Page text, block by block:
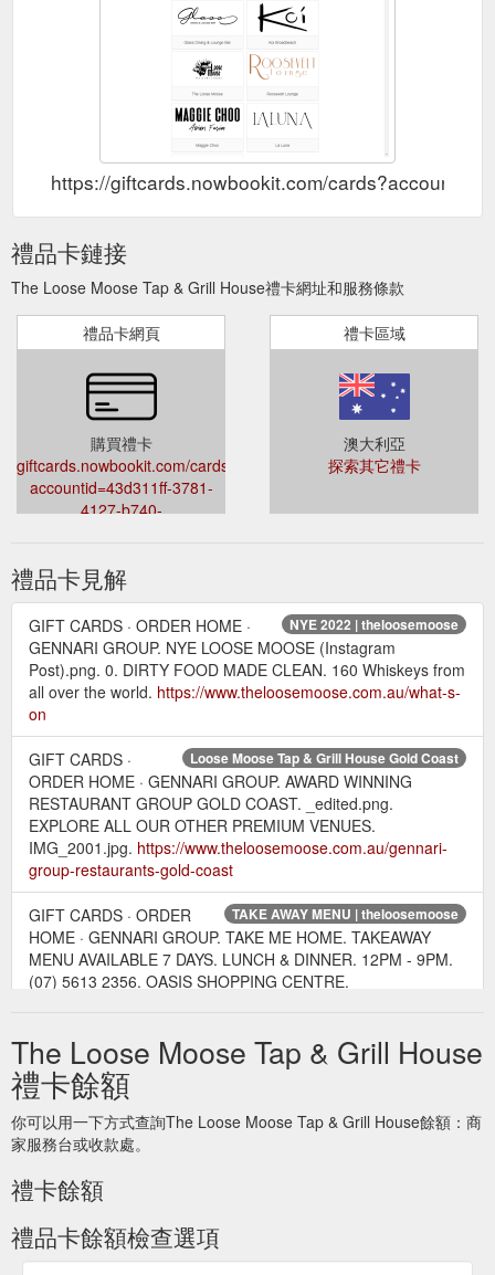
https://giftcards.nowbookit.com/
禮品卡鏈接
The Loose Moose Tap & Grill House禮卡網址和服務條款
禮品卡網頁
購買禮卡
giftcards.nowbookit.com/cards?
accountid=43d311ff-3781-
4127-b740-
禮卡區域
澳大利亞
探索其它禮卡
禮品卡見解
NYE 2022 | theloosemoose
GIFT CARDS · ORDER HOME ·
GENNARI GROUP. NYE LOOSE MOOSE (Instagram
Post).png. 0. DIRTY FOOD MADE CLEAN. 160 Whiskeys from
all over the world. https://www.theloosemoose.com.au/what-s-
on
Loose Moose Tap & Grill House Gold Coast
GIFT CARDS ·
ORDER HOME · GENNARI GROUP. AWARD WINNING
RESTAURANT GROUP GOLD COAST. _edited.png.
EXPLORE ALL OUR OTHER PREMIUM VENUES.
IMG_2001.jpg. https://www.theloosemoose.com.au/gennari-
group-restaurants-gold-coast
TAKE AWAY MENU | theloosemoose
GIFT CARDS · ORDER
HOME · GENNARI GROUP. TAKE ME HOME. TAKEAWAY
MENU AVAILABLE 7 DAYS. LUNCH & DINNER. 12PM - 9PM.
(07) 5613 2356. OASIS SHOPPING CENTRE.
The Loose Moose Tap & Grill House
禮卡餘額
你可以用一下方式查詢The Loose Moose Tap & Grill House餘額：商
家服務台或收款處。
禮卡餘額
禮品卡餘額檢查選項